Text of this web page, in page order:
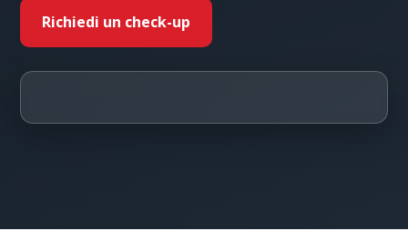
Richiedi un check-up